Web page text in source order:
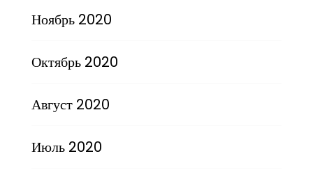
Ноябрь 2020
Октябрь 2020
Август 2020
Июль 2020